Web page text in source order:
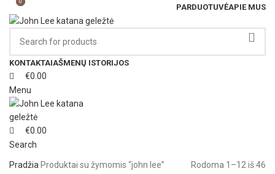
PARDUOTUVĖAPIE MUS
KONTAKTAIAŠMENŲ ISTORIJOS
0
€0.00
Menu
0
€0.00
Search
Pradžia Produktai su žymomis “john lee” Rodoma 1–12 iš 46